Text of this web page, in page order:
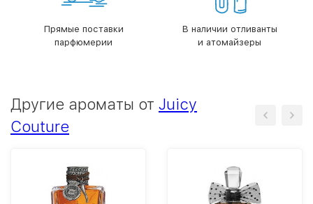
Прямые поставки
парфюмерии
В наличии отливанты
и атомайзеры
Другие ароматы от Juicy
Couture